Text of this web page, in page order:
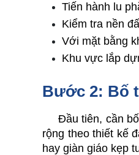
Tiến hành lu
Kiểm tra nền
Với mặt bằng
Khu vực lắp
Bước 2: Bố
Đầu tiên, cần bố
rộng theo thiết kế
hay giàn giáo kẹp